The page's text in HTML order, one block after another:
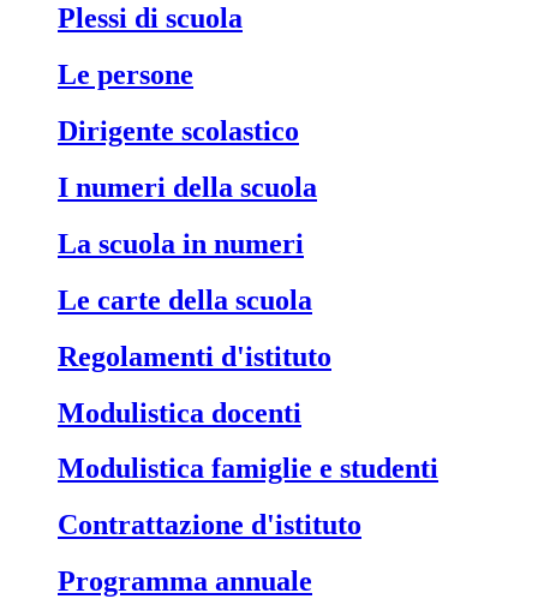
Plessi di scuola
Le persone
Dirigente scolastico
I numeri della scuola
La scuola in numeri
Le carte della scuola
Regolamenti d'istituto
Modulistica docenti
Modulistica famiglie e studenti
Contrattazione d'istituto
Programma annuale